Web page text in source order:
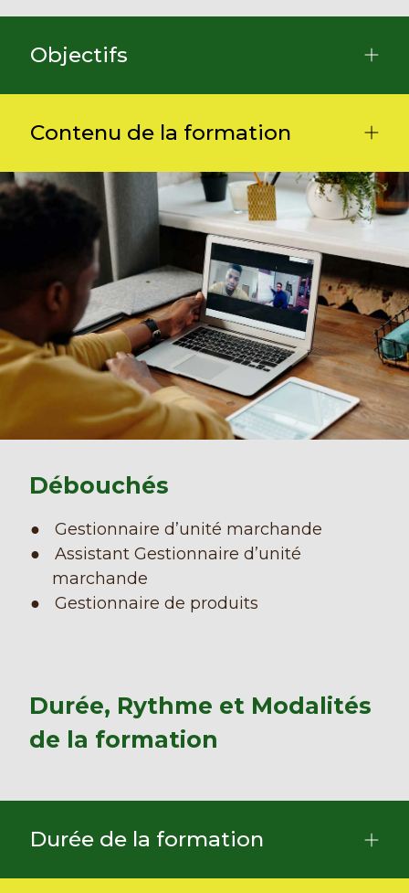
Objectifs
Contenu de la formation
Débouchés
Gestionnaire d’unité marchande
Assistant Gestionnaire d’unité
marchande
Gestionnaire de produits
Durée, Rythme et Modalités
de la formation
Durée de la formation